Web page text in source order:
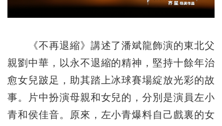
《不再退縮》講述了潘斌龍飾演的東北父
親劉中華，以永不退縮的精神，堅持十餘年治
愈女兒跛足，助其踏上冰球賽場綻放光彩的故
事。片中扮演母親和女兒的，分別是演員左小
青和侯佳音。原來，左小青爆料自己戲裏的女